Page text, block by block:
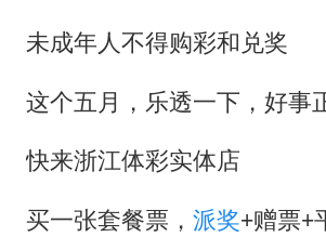
未成年人不得购彩和兑奖
这个五月，乐透一下，好事
快来浙江体彩实体店
买一张套餐票， 派奖+赠票+